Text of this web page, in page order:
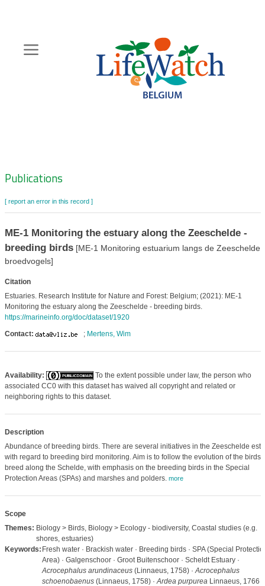
content
Zoeknavigatie
Publications
[ report an error in this record ]
ME-1 Monitoring the estuary along the Zeeschelde -
breeding birds[ME-1 Monitoring estuarium langs de Zeeschelde -
broedvogels]
Citation
Estuaries. Research Institute for Nature and Forest: Belgium; (2021): ME-1
Monitoring the estuary along the Zeeschelde - breeding birds.
https://marineinfo.org/doc/dataset/1920
Contact:
; Mertens, Wim
Availability:
To the extent possible under law, the person who
associated CC0 with this dataset has waived all copyright and related or
neighboring rights to this dataset.
Description
Abundance of breeding birds. There are several initiatives in the Zeeschelde
with regard to breeding bird monitoring. Aim is to follow the evolution of the birds
breed along the Schelde, with emphasis on the breeding birds in the Special
Protection Areas (SPAs) and marshes and polders. more
Scope
Themes: Biology > Birds, Biology > Ecology - biodiversity, Coastal studies (e.g.
shores, estuaries)
Keywords: Fresh water · Brackish water · Breeding birds · SPA (Special
Area) · Galgenschoor · Groot Buitenschoor · Scheldt Estuary ·
Acrocephalus arundinaceus(Linnaeus, 1758) ·Acrocephalus
schoenobaenus(Linnaeus, 1758) ·Ardea purpureaLinnaeus, 1766 ·